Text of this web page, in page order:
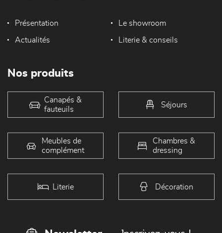
Présentation Le showroom
Actualités Literie & conseils
Nos produits
Canapés &
fauteuils
Séjours
Meubles de
complément
Chambres &
dressing
Literie Décoration